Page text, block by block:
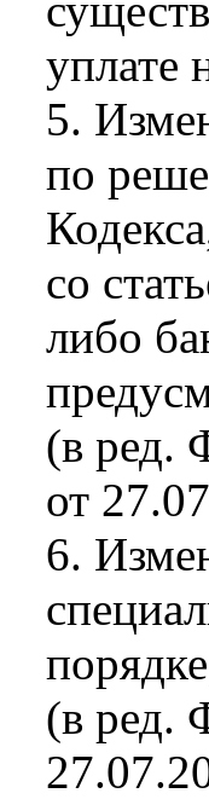
уплате
5.
по
со
либо
(в ред.
от
6.
(в ред.